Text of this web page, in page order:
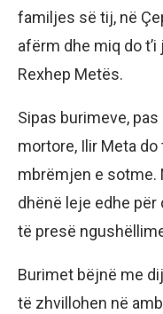
familjes së tij, në
afërm dhe miq do
Rexhep Metës.
Sipas burimeve,
mortore, Ilir Meta
mbrëmjen e sotme.
dhënë leje edhe
të presë
Burimet bëjnë me
të zhvillohen në